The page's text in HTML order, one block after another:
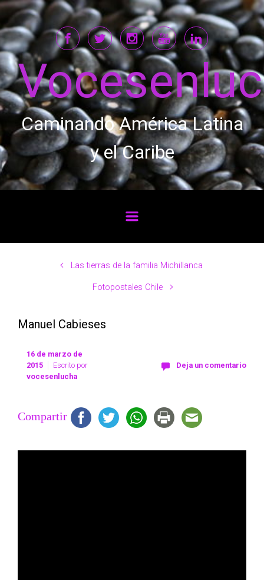
Saltar al contenido principal
Caminando América Latina
y el Caribe
Las tierras de la familia Michillanca
Fotopostales Chile
Manuel Cabieses
16 de marzo de
2015
Escrito por
vocesenlucha
Deja un comentario
Compartir